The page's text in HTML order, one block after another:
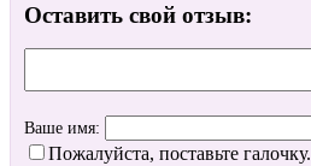
Оставить свой отзыв:
Ваше имя:
Пожалуйста, поставьте галочку.